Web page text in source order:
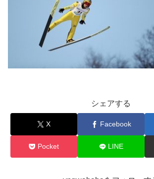
シェアする
X Facebook
Pocket LINE